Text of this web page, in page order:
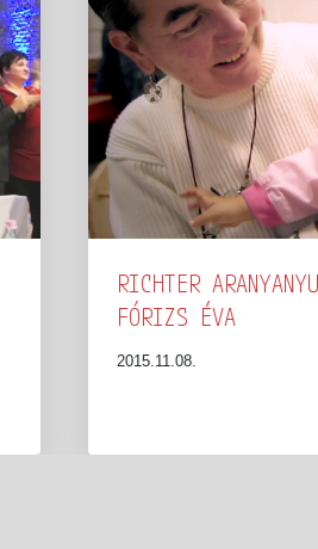
RICHTER
FÓRIZS ÉVA
2015.11.08.